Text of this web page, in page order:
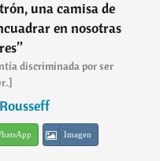
una camisa de
en nosotras
”
discriminada por ser
Imagen